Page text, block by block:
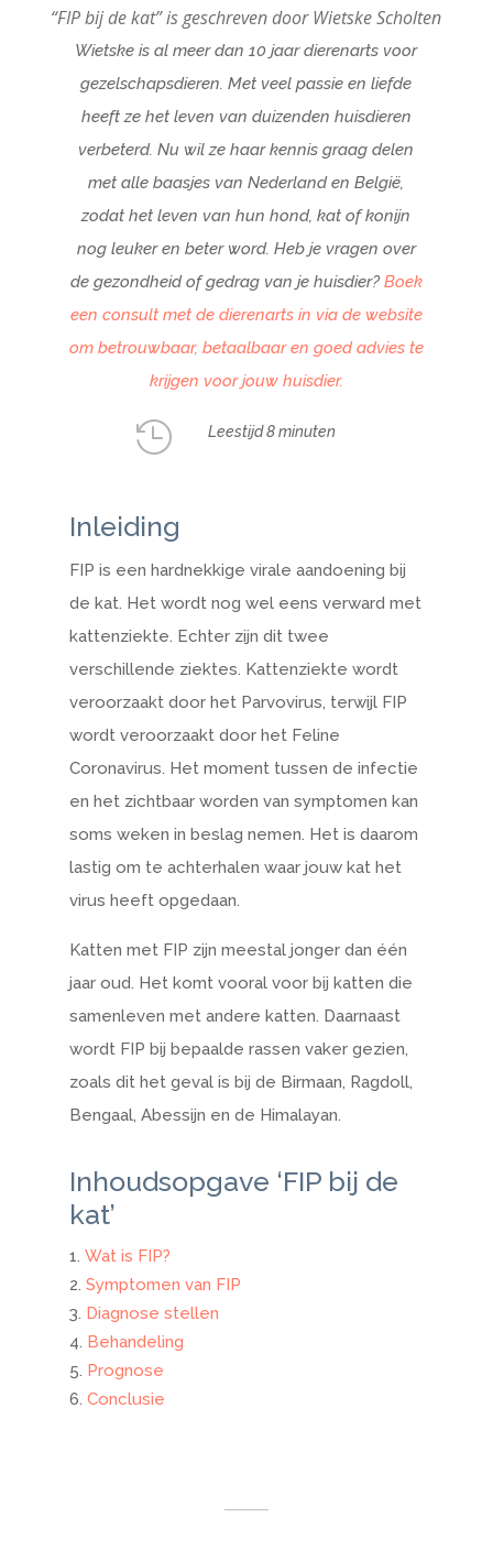
“FIP bij de kat” is geschreven door Wietske Scholten
Wietske is al meer dan 10 jaar dierenarts voor
gezelschapsdieren. Met veel passie en liefde
heeft ze het leven van duizenden huisdieren
verbeterd. Nu wil ze haar kennis graag delen
met alle baasjes van Nederland en België,
zodat het leven van hun hond, kat of konijn
nog leuker en beter word. Heb je vragen over
de gezondheid of gedrag van je huisdier? Boek
een consult met de dierenarts in via de website
om betrouwbaar, betaalbaar en goed advies te
krijgen voor jouw huisdier.
 Leestijd 8 minuten
Inleiding
FIP is een hardnekkige virale aandoening bij
de kat. Het wordt nog wel eens verward met
kattenziekte. Echter zijn dit twee
verschillende ziektes. Kattenziekte wordt
veroorzaakt door het Parvovirus, terwijl FIP
wordt veroorzaakt door het Feline
Coronavirus. Het moment tussen de infectie
en het zichtbaar worden van symptomen kan
soms weken in beslag nemen. Het is daarom
lastig om te achterhalen waar jouw kat het
virus heeft opgedaan.
Katten met FIP zijn meestal jonger dan één
jaar oud. Het komt vooral voor bij katten die
samenleven met andere katten. Daarnaast
wordt FIP bij bepaalde rassen vaker gezien,
zoals dit het geval is bij de Birmaan, Ragdoll,
Bengaal, Abessijn en de Himalayan.
Inhoudsopgave ‘FIP bij de
kat’
Wat is FIP?
Symptomen van FIP
Diagnose stellen
Behandeling
Prognose
Conclusie